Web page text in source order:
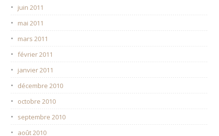
juin 2011
mai 2011
mars 2011
février 2011
janvier 2011
décembre 2010
octobre 2010
septembre 2010
août 2010